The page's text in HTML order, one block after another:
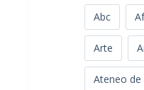
Abc
Arte
Ateneo de